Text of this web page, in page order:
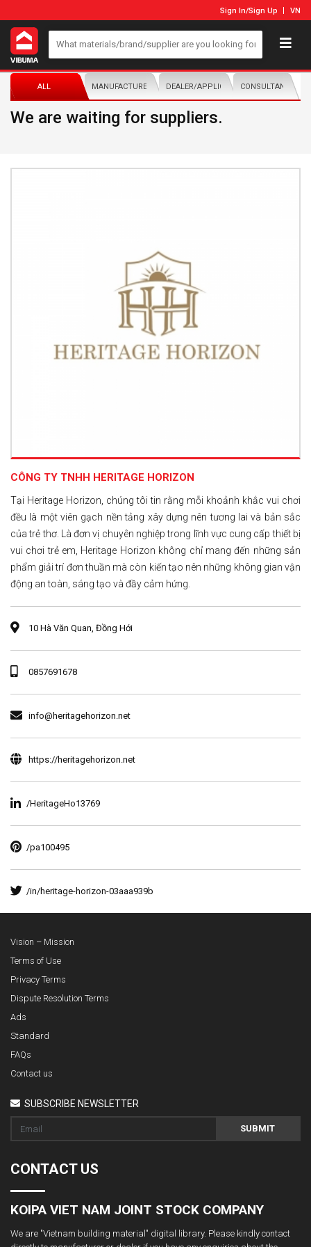
Sign In/Sign Up VN
ALL MANUFACTURER/DISTRIBUTORDEALER/APPLICATORCONSULTANTS
We are waiting for suppliers.
CÔNG TY TNHH HERITAGE HORIZON
Tại Heritage Horizon, chúng tôi tin rằng mỗi khoảnh khắc vui chơi
đều là một viên gạch nền tảng xây dựng nên tương lai và bản sắc
của trẻ thơ. Là đơn vị chuyên nghiệp trong lĩnh vực cung cấp thiết bị
vui chơi trẻ em, Heritage Horizon không chỉ mang đến những sản
phẩm giải trí đơn thuần mà còn kiến tạo nên những không gian vận
động an toàn, sáng tạo và đầy cảm hứng.
10 Hà Văn Quan, Đồng Hới
0857691678
info@heritagehorizon.net
https://heritagehorizon.net
/HeritageHo13769
/pa100495
/in/heritage-horizon-03aaa939b
Vision – Mission
Terms of Use
Privacy Terms
Dispute Resolution Terms
Ads
Standard
FAQs
Contact us
SUBSCRIBE NEWSLETTER
SUBMIT
CONTACT US
KOIPA VIET NAM JOINT STOCK COMPANY
We are "Vietnam building material" digital library. Please kindly contact